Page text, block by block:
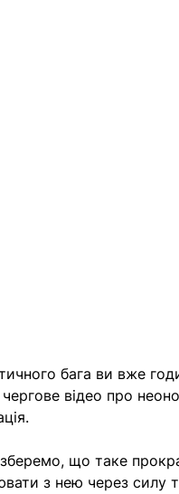
бага ви вже
відео про
що таке
з нею через силу